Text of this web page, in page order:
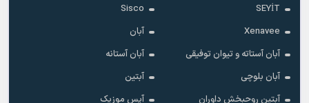
SEYİT
Sisco
Xenavee
آبان
آبان آستاته و تیوان توفیقی
آبان آستانه
آبان بلوچی
آبتین
آبتین روحبخش داوران
آپس موزیک